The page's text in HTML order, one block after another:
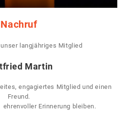
Nachruf
langjähriges Mitglied
Martin
engagiertes Mitglied und einen
Freund.
Erinnerung bleiben.